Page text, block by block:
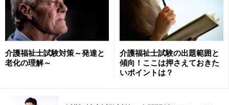
介護福祉士試験対策～発達と
老化の理解～
介護福祉士試験の出題範囲と
傾向！ここは押さえておきた
いポイントは？